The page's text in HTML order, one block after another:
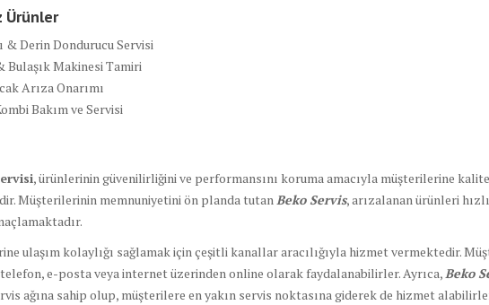
Ürünler
& Derin Dondurucu Servisi
Bulaşık Makinesi Tamiri
Arıza Onarımı
Bakım ve Servisi
, ürünlerinin güvenilirliğini ve performansını koruma amacıyla müşterilerine
Müşterilerinin memnuniyetini ön planda tutanBeko Servis, arızalanan ürünleri
ulaşım kolaylığı sağlamak için çeşitli kanallar aracılığıyla hizmet vermektedir.
e-posta veya internet üzerinden online olarak faydalanabilirler. Ayrıca,Beko
ağına sahip olup, müşterilere en yakın servis noktasına giderek de hizmet